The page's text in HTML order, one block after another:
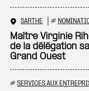
SARTHE #
Maître Virginie
de la délégation
Grand Ouest
# SERVICES AUX